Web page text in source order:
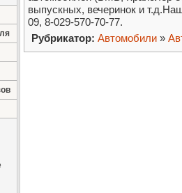
выпускных, вечеринок и
09, 8-029-570-70-77.
Рубрикатор: Автомобили »